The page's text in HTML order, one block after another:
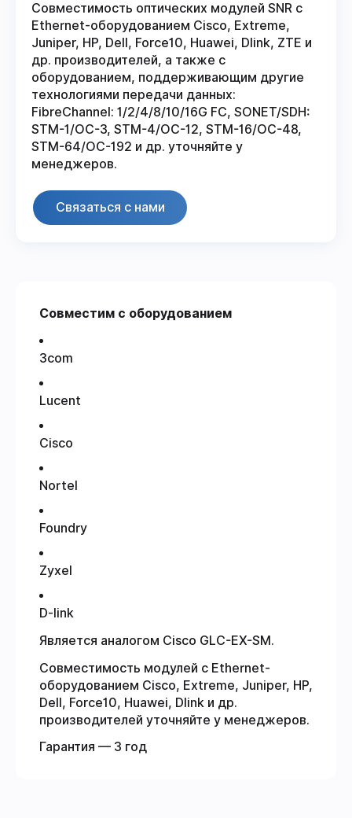
Совместимость оптических модулей SNR с
Ethernet-оборудованием Cisco, Extreme,
Juniper, HP, Dell, Force10, Huawei, Dlink, ZTE и
др. производителей, а также с
оборудованием, поддерживающим другие
технологиями передачи данных:
FibreChannel: 1/2/4/8/10/16G FC, SONET/SDH:
STM-1/OC-3, STM-4/OC-12, STM-16/OC-48,
STM-64/OC-192 и др. уточняйте у
менеджеров.
Связаться с нами
Совместим с оборудованием
3com
Lucent
Cisco
Nortel
Foundry
Zyxel
D-link
Является аналогом Cisco GLC-EX-SM.
Совместимость модулей с Ethernet-
оборудованием Cisco, Extreme, Juniper, HP,
Dell, Force10, Huawei, Dlink и др.
производителей уточняйте у менеджеров.
Гарантия — 3 год